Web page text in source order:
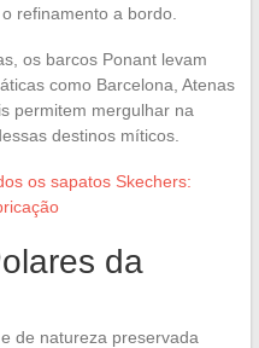
refinamento a bordo.
os barcos Ponant levam
como Barcelona, Atenas
permitem mergulhar na
destinos míticos.
os sapatos Skechers:
da
de natureza preservada